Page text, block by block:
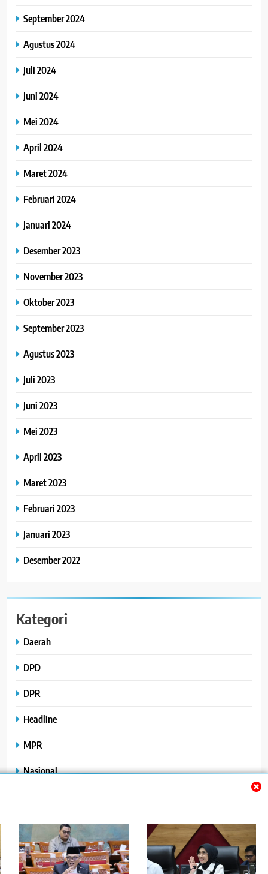
September 2024
Agustus 2024
Juli 2024
Juni 2024
Mei 2024
April 2024
Maret 2024
Februari 2024
Januari 2024
Desember 2023
November 2023
Oktober 2023
September 2023
Agustus 2023
Juli 2023
Juni 2023
Mei 2023
April 2023
Maret 2023
Februari 2023
Januari 2023
Desember 2022
Kategori
Daerah
DPD
DPR
Headline
MPR
Nasional
Polhukam
Uncategorized